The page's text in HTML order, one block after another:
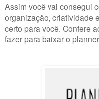
Assim você vai consegui
organização, criatividade
certo para você. Confere
fazer para baixar o